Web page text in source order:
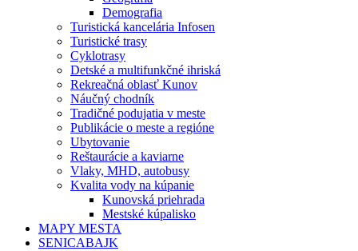
Demografia
Turistická kancelária Infosen
Turistické trasy
Cyklotrasy
Detské a multifunkčné ihriská
Rekreačná oblasť Kunov
Náučný chodník
Tradičné podujatia v meste
Publikácie o meste a regióne
Ubytovanie
Reštaurácie a kaviarne
Vlaky, MHD, autobusy
Kvalita vody na kúpanie
Kunovská priehrada
Mestské kúpalisko
MAPY MESTA
SENICABAJK